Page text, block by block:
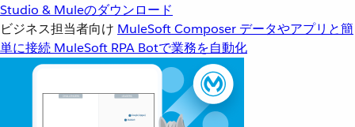
Studio & Muleのダウンロード
ビジネス担当者向け MuleSoft Composer データやアプリと簡
単に接続 MuleSoft RPA Botで業務を自動化